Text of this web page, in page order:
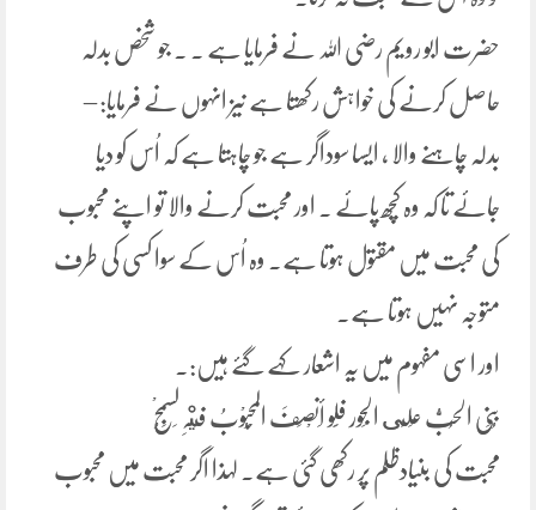
حضرت ابو رویم رضی اللہ نے فرمایا ہے ۔ ۔ جو شخص بدلہ
حاصل کرنے کی خواہش رکھتا ہے نیز انہوں نے فرمایا: –
بدلہ چاہنے والا ، ایسا سوداگر ہے جو چاہتا ہے کہ اُس کو دیا
جائے تا کہ وہ کچھ پائے ۔ اور محبت کرنے والا تو اپنے محبوب
کی محبت میں مقتول ہوتا ہے۔ وہ اُس کے سوا کسی کی طرف
متوجہ نہیں ہوتا ہے۔
اور اسی مفہوم میں یہ اشعار کہے گئے ہیں:۔
بُنِی الحُبُّ عَلَى الجَور فَلَو أَنْصَفَ المَحْبُوْبُ فِيْہِ لَسَمُجْ
محبت کی بنیادظلم پر رکھی گئی ہے۔ لہذا اگر محبت میں محبوب